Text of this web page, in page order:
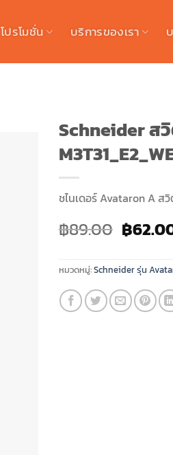
โปรโมชั่น บริการของเรา
Schneider ส
ชไนเดอร์ Avataron A สวิ
฿89.00
was:
฿
฿
หมวดหมู่:Schneider รุ่น